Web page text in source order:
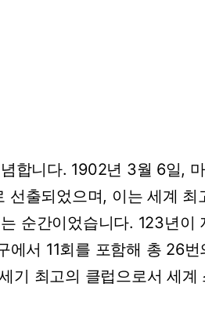
합니다. 1902년 3월 6일,
선출되었으며, 이는 세계 최
순간이었습니다. 123년이
에서 11회를 포함해 총 26번
기 최고의 클럽으로서 세계